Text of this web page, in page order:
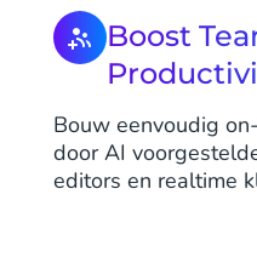
Boost
Bouw eenvoudig
door AI
editors en realtime